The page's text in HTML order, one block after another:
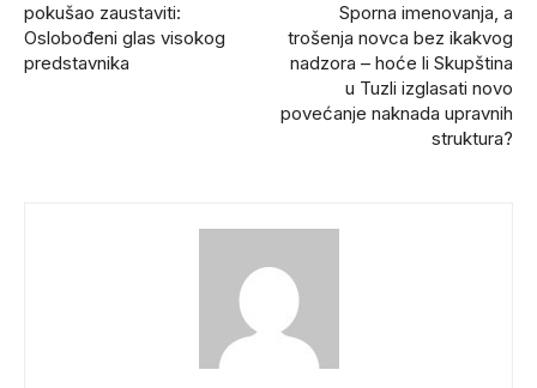
pokušao zaustaviti:
Oslobođeni glas visokog
predstavnika
Sporna imenovanja, a
trošenja novca bez ikakvog
nadzora – hoće li Skupština
u Tuzli izglasati novo
povećanje naknada upravnih
struktura?